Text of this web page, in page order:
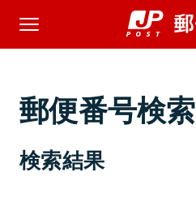
郵便番号検索
検索結果